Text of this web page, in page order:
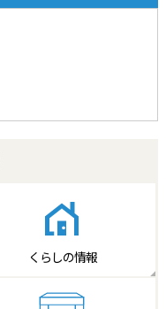
くらしの情報